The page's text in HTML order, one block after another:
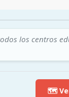
los centros
🗺️